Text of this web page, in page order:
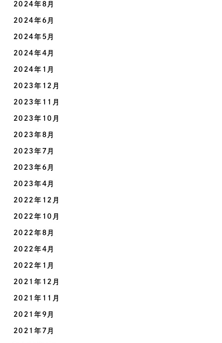
2024年8月
2024年6月
2024年5月
2024年4月
2024年1月
2023年12月
2023年11月
2023年10月
2023年8月
2023年7月
2023年6月
2023年4月
2022年12月
2022年10月
2022年8月
2022年4月
2022年1月
2021年12月
2021年11月
2021年9月
2021年7月